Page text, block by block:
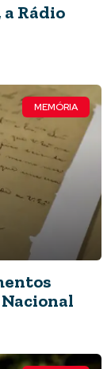
a Rádio
MEMÓRIA